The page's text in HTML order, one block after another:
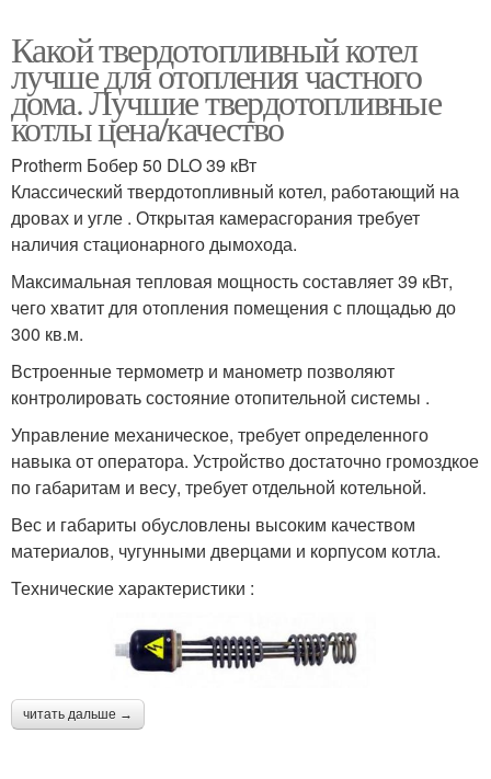
Какой твердотопливный котел
лучше для отопления частного
дома. Лучшие твердотопливные
котлы цена/качество
Protherm Бобер 50 DLO 39 кВт
Классический твердотопливный котел, работающий на
дровах и угле . Открытая камерасгорания требует
наличия стационарного дымохода.
Максимальная тепловая мощность составляет 39 кВт,
чего хватит для отопления помещения с площадью до
300 кв.м.
Встроенные термометр и манометр позволяют
контролировать состояние отопительной системы .
Управление механическое, требует определенного
навыка от оператора. Устройство достаточно громоздкое
по габаритам и весу, требует отдельной котельной.
Вес и габариты обусловлены высоким качеством
материалов, чугунными дверцами и корпусом котла.
Технические характеристики :
читать дальше →